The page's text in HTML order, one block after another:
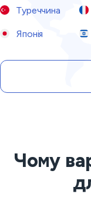
Туреччина
Японія
Чому